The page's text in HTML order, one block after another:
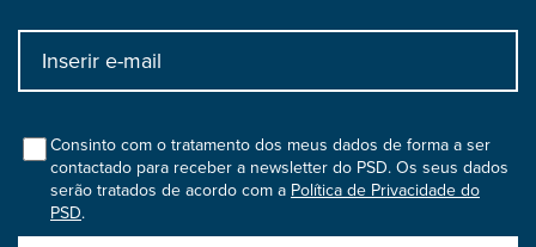
Input
bootstrap
colConsinto com o tratamento dos meus dados de forma a ser
contactado para receber a newsletter do PSD. Os seus dados
serão tratados de acordo com a Política de Privacidade do
PSD.